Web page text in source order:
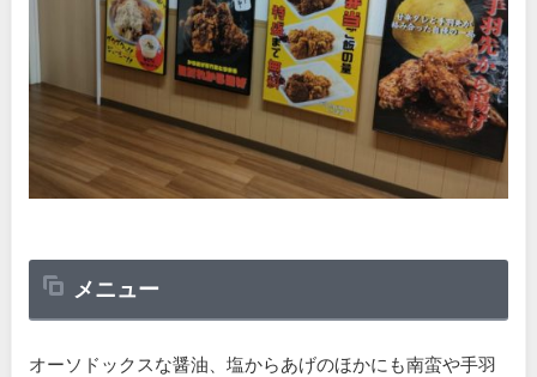
メニュー
オーソドックスな醤油、塩からあげのほかにも南蛮や手羽